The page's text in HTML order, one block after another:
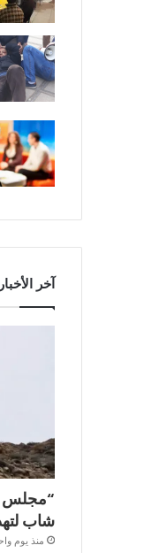
آخر الأخبار
“مجلس
شاب
منذ يوم